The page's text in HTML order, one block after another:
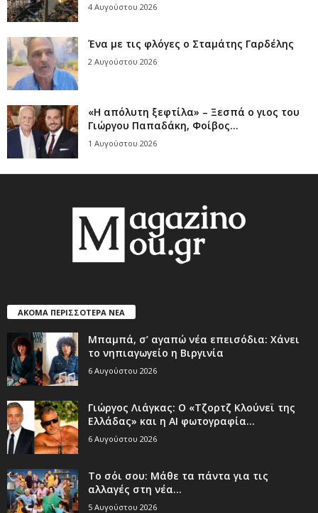
4 Αυγούστου 2026
Ένα με τις φλόγες ο Σταμάτης Γαρδέλης
2 Αυγούστου 2026
«Η απόλυτη ξεφτίλα» – Ξεσπά ο γιος του
Γιώργου Παπαδάκη, Φοίβος...
1 Αυγούστου 2026
ΑΚΟΜΑ ΠΕΡΙΣΣΟΤΕΡΑ ΝΕΑ
Μπαμπά, σ’ αγαπώ νέα επεισόδια: Χάνει
το νηπιαγωγείο η Βιργινία
6 Αυγούστου 2026
Γιώργος Λιάγκας: Ο «Τζορτζ Κλούνεϊ της
Ελλάδας» και η AI φωτογραφία...
6 Αυγούστου 2026
Το σόι σου: Μάθε τα πάντα για τις
αλλαγές στη νέα...
5 Αυγούστου 2026